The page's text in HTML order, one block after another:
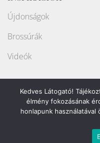
Újdonságok
Brossúrák
Videók
Weboldalt
Copyright
Kedves Látogató!
élmény fokozásának
honlapunk